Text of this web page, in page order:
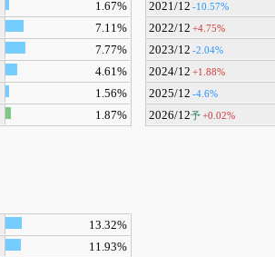
1.67%
7.11%
7.77%
4.61%
1.56%
1.87%
2021/12 -10.57%
2022/12 +4.75%
2023/12 -2.04%
2024/12 +1.88%
2025/12 -4.6%
2026/12予+0.02%
13.32%
11.93%